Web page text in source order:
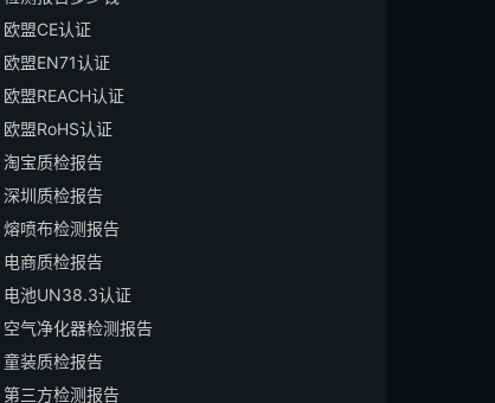
欧盟CE认证
欧盟EN71认证
欧盟REACH认证
欧盟RoHS认证
淘宝质检报告
深圳质检报告
熔喷布检测报告
电商质检报告
电池UN38.3认证
空气净化器检测报告
童装质检报告
第三方检测报告